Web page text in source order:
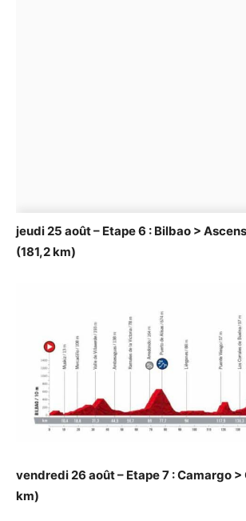
jeudi 25 août – Etape 6 : Bilbao >
(181,2 km)
vendredi 26 août – Etape 7 : Camargo
km)